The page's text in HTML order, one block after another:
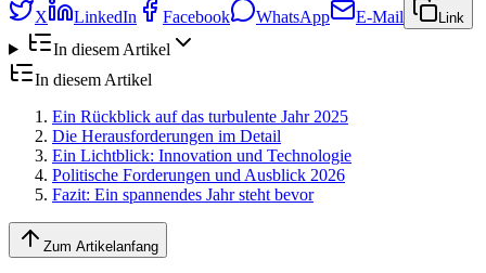
X LinkedIn Facebook WhatsApp E-Mail Link
In diesem Artikel
In diesem Artikel
Ein Rückblick auf das turbulente Jahr 2025
Die Herausforderungen im Detail
Ein Lichtblick: Innovation und Technologie
Politische Forderungen und Ausblick 2026
Fazit: Ein spannendes Jahr steht bevor
Zum Artikelanfang